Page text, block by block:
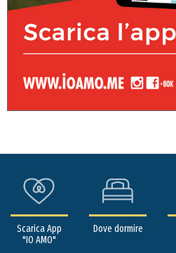
Scarica App
"IO AMO"
Dove dormire